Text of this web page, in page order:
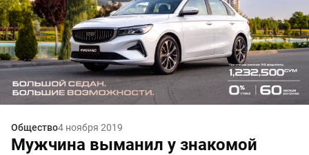
Общество4 ноября 2019
Мужчина выманил у знакомой